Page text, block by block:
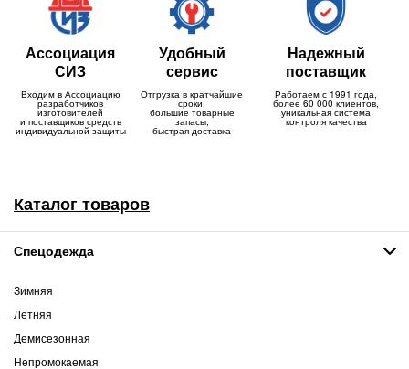
Ассоциация
СИЗ
Входим в Ассоциацию
разработчиков
изготовителей
и поставщиков средств
индивидуальной защиты
Удобный
сервис
Отгрузка в кратчайшие
сроки,
большие товарные
запасы,
быстрая доставка
Надежный
поставщик
Работаем с 1991 года,
более 60 000 клиентов,
уникальная система
контроля качества
Каталог товаров
Спецодежда
Зимняя
Летняя
Демисезонная
Непромокаемая